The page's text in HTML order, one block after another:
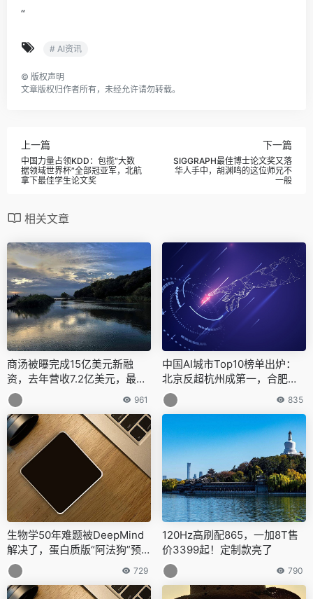
“
# AI资讯
© 版权声明
文章版权归作者所有，未经允许请勿转载。
上一篇
中国力量占领KDD：包揽“大数
据领域世界杯”全部冠亚军，北航
拿下最佳学生论文奖
下一篇
SIGGRAPH最佳博士论文奖又落
华人手中，胡渊鸣的这位师兄不
一般
相关文章
商汤被曝完成15亿美元新融
资，去年营收7.2亿美元，最新
估值85亿美元
961
中国AI城市Top10榜单出炉：
北京反超杭州成第一，合肥苏
州南京入围前十
835
生物学50年难题被DeepMind
解决了，蛋白质版“阿法狗”预
测结构准确性达92.4
729
120Hz高刷配865，一加8T售
价3399起！定制款亮了
790